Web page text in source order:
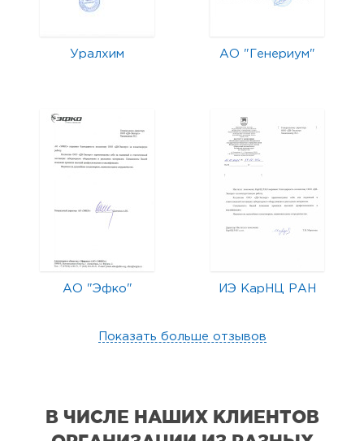
Уралхим АО "Генериум"
АО "Эфко" ИЭ КарНЦ РАН
Показать больше отзывов
В ЧИСЛЕ НАШИХ КЛИЕНТОВ